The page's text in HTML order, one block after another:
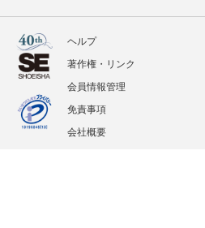
ヘルプ
著作権・リンク
会員情報管理
免責事項
会社概要